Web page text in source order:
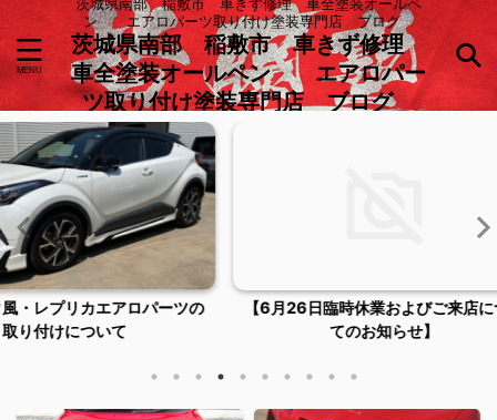
ン エアロパーツ取り付け塗装専門店 ブログ
茨城県南部 稲敷市 車きず修理
車全塗装オールペン エアロパー
ツ取り付け塗装専門店 ブログ
パーツの
【6月26日臨時休業およびご来店につい
稲敷市潮